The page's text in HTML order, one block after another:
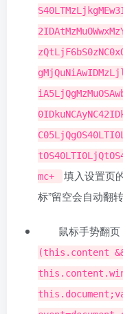
mc+
填入设置页
标”留空会自动翻
鼠标手势翻页
(this.content